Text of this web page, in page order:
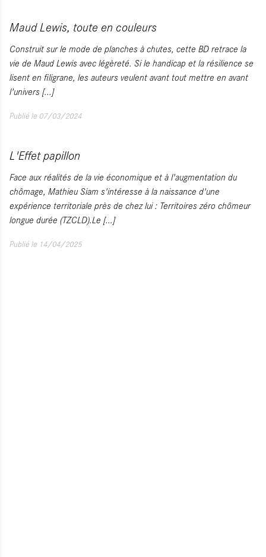
Maud Lewis, toute en couleurs
Construit sur le mode de planches à chutes, cette BD retrace la
vie de Maud Lewis avec légèreté. Si le handicap et la résilience se
lisent en filigrane, les auteurs veulent avant tout mettre en avant
l'univers[...]
Publié le 07/03/2024
L'Effet papillon
Face aux réalités de la vie économique et à l'augmentation du
chômage, Mathieu Siam s'intéresse à la naissance d'une
expérience territoriale près de chez lui : Territoires zéro chômeur
longue durée (TZCLD).Le [...]
Publié le 14/04/2025